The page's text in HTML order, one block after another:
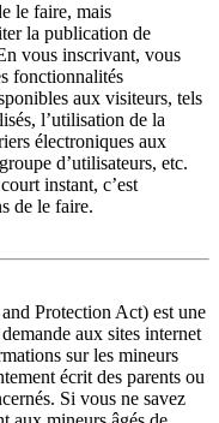
le faire, mais
la publication de
vous inscrivant, vous
fonctionnalités
aux visiteurs, tels
l’utilisation de la
électroniques aux
d’utilisateurs, etc.
instant, c’est
de le faire.
Protection Act) est une
aux sites internet
sur les mineurs
écrit des parents ou
Si vous ne savez